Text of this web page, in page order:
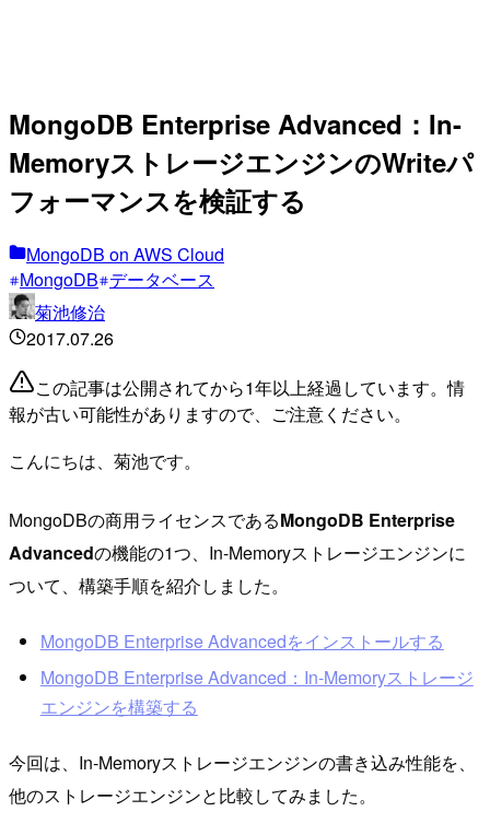
MongoDB Enterprise Advanced：In-
MemoryストレージエンジンのWriteパ
フォーマンスを検証する
MongoDB on AWS Cloud
MongoDB データベース
菊池修治
2017.07.26
この記事は公開されてから1年以上経過しています。情
報が古い可能性がありますので、ご注意ください。
こんにちは、菊池です。
MongoDBの商用ライセンスであるMongoDB Enterprise
Advancedの機能の1つ、In-Memoryストレージエンジンに
ついて、構築手順を紹介しました。
MongoDB Enterprise Advancedをインストールする
MongoDB Enterprise Advanced：In-Memoryストレージ
エンジンを構築する
今回は、In-Memoryストレージエンジンの書き込み性能を、
他のストレージエンジンと比較してみました。